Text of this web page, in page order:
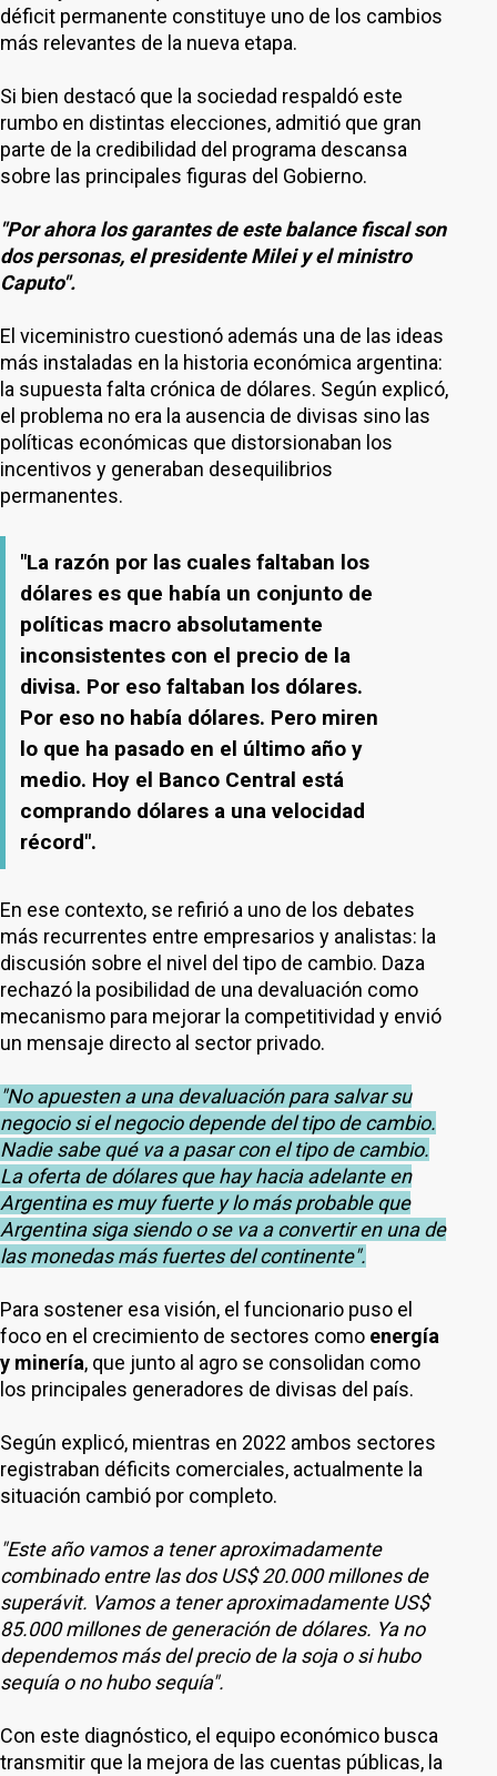
déficit permanente constituye uno de los cambios
más relevantes de la nueva etapa.
Si bien destacó que la sociedad respaldó este
rumbo en distintas elecciones, admitió que gran
parte de la credibilidad del programa descansa
sobre las principales figuras del Gobierno.
"Por ahora los garantes de este balance fiscal son
dos personas, el presidente Milei y el ministro
Caputo".
El viceministro cuestionó además una de las ideas
más instaladas en la historia económica argentina:
la supuesta falta crónica de dólares. Según explicó,
el problema no era la ausencia de divisas sino las
políticas económicas que distorsionaban los
incentivos y generaban desequilibrios
permanentes.
"La razón por las cuales faltaban los
dólares es que había un conjunto de
políticas macro absolutamente
inconsistentes con el precio de la
divisa. Por eso faltaban los dólares.
Por eso no había dólares. Pero miren
lo que ha pasado en el último año y
medio. Hoy el Banco Central está
comprando dólares a una velocidad
récord".
En ese contexto, se refirió a uno de los debates
más recurrentes entre empresarios y analistas: la
discusión sobre el nivel del tipo de cambio. Daza
rechazó la posibilidad de una devaluación como
mecanismo para mejorar la competitividad y envió
un mensaje directo al sector privado.
"No apuesten a una devaluación para salvar su
negocio si el negocio depende del tipo de cambio.
Nadie sabe qué va a pasar con el tipo de cambio.
La oferta de dólares que hay hacia adelante en
Argentina es muy fuerte y lo más probable que
Argentina siga siendo o se va a convertir en una de
las monedas más fuertes del continente".
Para sostener esa visión, el funcionario puso el
foco en el crecimiento de sectores como energía
y minería, que junto al agro se consolidan como
los principales generadores de divisas del país.
Según explicó, mientras en 2022 ambos sectores
registraban déficits comerciales, actualmente la
situación cambió por completo.
"Este año vamos a tener aproximadamente
combinado entre las dos US$ 20.000 millones de
superávit. Vamos a tener aproximadamente US$
85.000 millones de generación de dólares. Ya no
dependemos más del precio de la soja o si hubo
sequía o no hubo sequía".
Con este diagnóstico, el equipo económico busca
transmitir que la mejora de las cuentas públicas, la